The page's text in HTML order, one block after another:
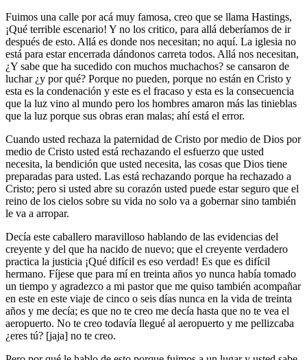
Fuimos una calle por acá muy famosa, creo que se llama Hastings,
¡Qué terrible escenario! Y no los critico, para allá deberíamos de ir
después de esto. Allá es donde nos necesitan; no aquí. La iglesia no
está para estar encerrada dándonos carreta todos. Allá nos necesitan,
¿Y sabe que ha sucedido con muchos muchachos? se cansaron de
luchar ¿y por qué? Porque no pueden, porque no están en Cristo y
esta es la condenación y este es el fracaso y esta es la consecuencia
que la luz vino al mundo pero los hombres amaron más las tinieblas
que la luz porque sus obras eran malas; ahí está el error.
Cuando usted rechaza la paternidad de Cristo por medio de Dios por
medio de Cristo usted está rechazando el esfuerzo que usted
necesita, la bendición que usted necesita, las cosas que Dios tiene
preparadas para usted. Las está rechazando porque ha rechazado a
Cristo; pero si usted abre su corazón usted puede estar seguro que el
reino de los cielos sobre su vida no solo va a gobernar sino también
le va a arropar.
Decía este caballero maravilloso hablando de las evidencias del
creyente y del que ha nacido de nuevo; que el creyente verdadero
practica la justicia ¡Qué difícil es eso verdad! Es que es difícil
hermano. Fíjese que para mí en treinta años yo nunca había tomado
un tiempo y agradezco a mi pastor que me quiso también acompañar
en este en este viaje de cinco o seis días nunca en la vida de treinta
años y me decía; es que no te creo me decía hasta que no te vea el
aeropuerto. No te creo todavía llegué al aeropuerto y me pellizcaba
¿eres tú? [jaja] no te creo.